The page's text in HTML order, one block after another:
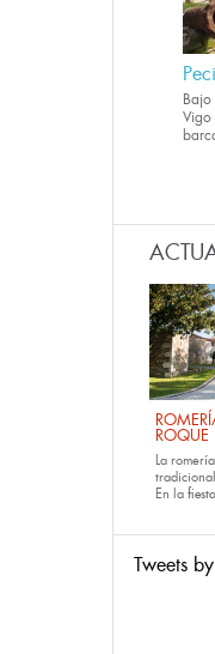
Vigo
ROQUE
La
En la
Tweets